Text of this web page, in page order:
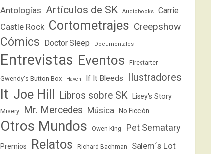
Antologías Artículos de SK Audiobooks Carrie
Castle Rock Cortometrajes Creepshow
Cómics Doctor Sleep Documentales
Entrevistas Eventos Firestarter
Gwendy's Button Box Haven If It Bleeds Ilustradores
It Joe Hill Libros sobre SK Lisey's Story
Misery Mr. Mercedes Música No Ficción
Otros Mundos Owen King Pet Sematary
Premios Relatos Richard Bachman Salem´s Lot